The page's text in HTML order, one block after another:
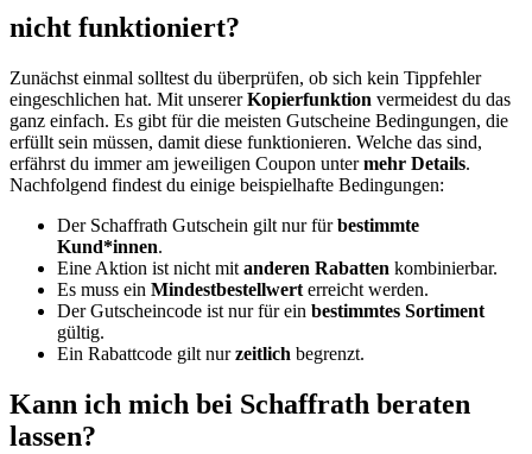
nicht funktioniert?
Zunächst einmal solltest du überprüfen, ob sich kein Tippfehler
eingeschlichen hat. Mit unsererKopierfunktion vermeidest du das
ganz einfach. Es gibt für die meisten Gutscheine Bedingungen, die
erfüllt sein müssen, damit diese funktionieren. Welche das sind,
erfährst du immer am jeweiligen Coupon untermehr Details.
Nachfolgend findest du einige beispielhafte Bedingungen:
Der Schaffrath Gutschein gilt nur fürbestimmte
Kund*innen.
Eine Aktion ist nicht mit anderen Rabatten kombinierbar.
Es muss ein Mindestbestellwert erreicht werden.
Der Gutscheincode ist nur für ein bestimmtes Sortiment
gültig.
Ein Rabattcode gilt nurzeitlich begrenzt.
Kann ich mich bei Schaffrath beraten
lassen?